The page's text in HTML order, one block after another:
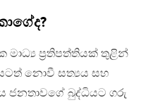
මාධ්‍ය ප්‍රතිපත්තියක් තුළින්
නොවී සත්‍යය සහ
ජනතාවගේ බුද්ධියට ගරු